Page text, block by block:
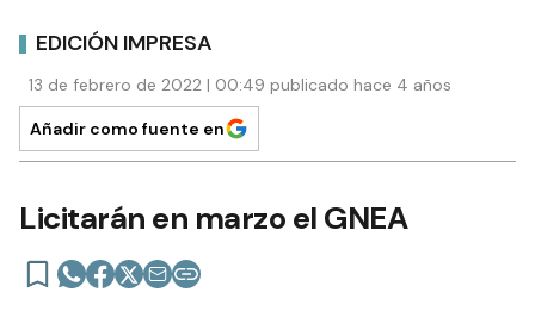
EDICIÓN IMPRESA
13 de febrero de 2022 | 00:49 publicado hace 4 años
Añadir como fuente en
Licitarán en marzo el GNEA